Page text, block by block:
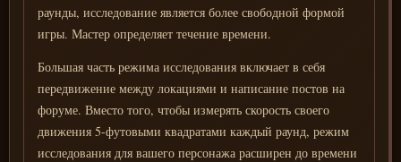
раунды, исследование является более свободной формой
игры. Мастер определяет течение времени.
Большая часть режима исследования включает в себя
передвижение между локациями и написание постов на
форуме. Вместо того, чтобы измерять скорость своего
движения 5-футовыми квадратами каждый раунд, режим
исследования для вашего персонажа расширен до времени